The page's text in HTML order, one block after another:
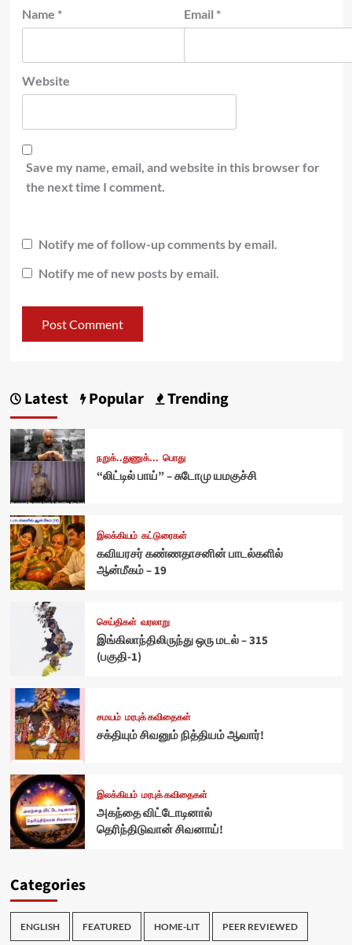
Name * Email *
Website
Save my name, email, and website in this browser for
the next time I comment.
Notify me of follow-up comments by email.
Notify me of new posts by email.
Latest Popular Trending
நறுக்..துணுக்... பொது
“லிட்டில் பாய்” – சுடோமு யமகுச்சி
இலக்கியம் கட்டுரைகள்
கவியரசர் கண்ணதாசனின் பாடல்களில்
ஆன்மீகம் – 19
செய்திகள் வரலாறு
இங்கிலாந்திலிருந்து ஒரு மடல் – 315
(பகுதி-1)
சமயம் மரபுக் கவிதைகள்
சக்தியும் சிவனும் நித்தியம் ஆவார்!
இலக்கியம் மரபுக் கவிதைகள்
அகந்தை விட்டோடினால்
தெரிந்திடுவான் சிவனாய்!
Categories
ENGLISH FEATURED HOME-LIT PEER REVIEWED